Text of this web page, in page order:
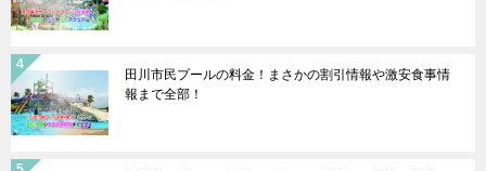
田川市民プールの料金！まさかの割引情報や激安食事情
報まで全部！